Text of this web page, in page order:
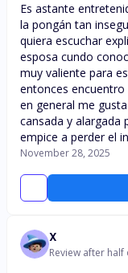
Es astante
la pongán tan
quiera escuchar
esposa cundo
muy valiente para
entonces
en general me
cansada y alargada
empice a perder el
November 28, 2025
X
Review after